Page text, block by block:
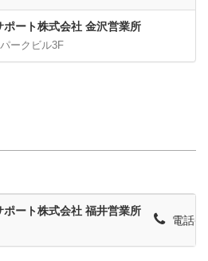
ート株式会社 金沢営業所
ークビル3F
ート株式会社 福井営業所
電話